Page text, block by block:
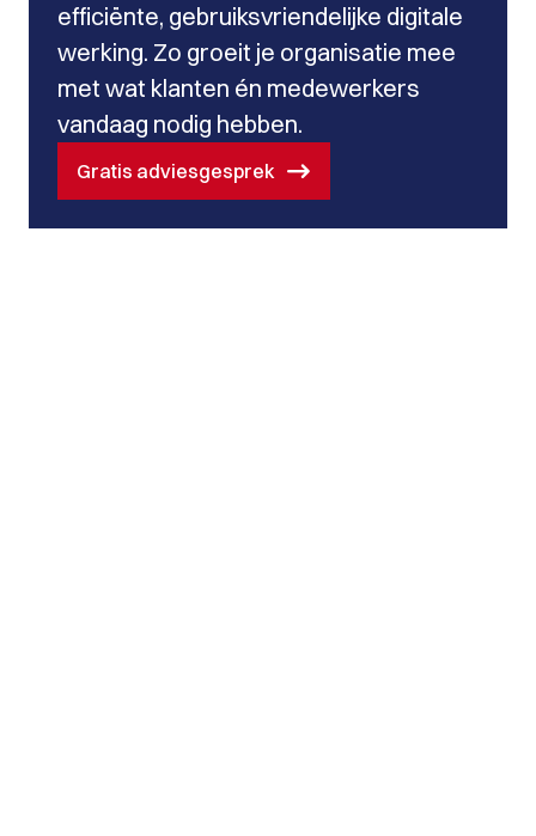
efficiënte, gebruiksvriendelijke digitale
werking. Zo groeit je organisatie mee
met wat klanten én medewerkers
vandaag nodig hebben.
Gratis adviesgesprek